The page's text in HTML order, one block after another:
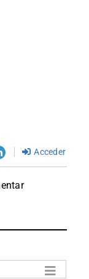
Acceder